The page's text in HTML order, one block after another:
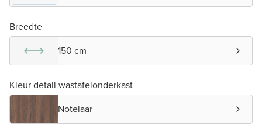
Breedte
150 cm
Kleur detail wastafelonderkast
Notelaar